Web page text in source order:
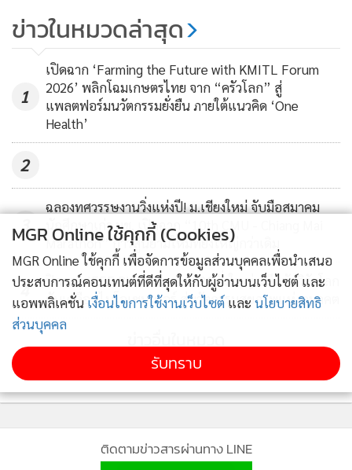
766
ข่าวในหมวดล่าสุด
1
เปิดฉาก ‘Farming the Future with KMITL Forum
2026’ พลิกโฉมเกษตรไทย จาก “ครัวโลก” สู่
แพลตฟอร์มนวัตกรรมยั่งยืน ภายใต้แนวคิด ‘One
Health’
2
3
ฉลองทศวรรษงานวิ่งแห่งปี! ม.เชียงใหม่ จับมือสมาคม
นักศึกษาเก่า มช. เปิดฉาก “10th CMU - Chiang Mai
Marathon” ก้าวสู่นิยามใหม่ที่ยิ่งใหญ่กว่าเดิม
4
ปิดฉาก IEEE BioSensors 2026 ยิ่งใหญ่ ผนึกนักวิจัยโลก
ขับเคลื่อนไบโอเซนเซอร์ สู่นวัตกรรมสุขภาพแห่งอนาคต
ติดตามข่าวสารผ่านทาง LINE
MGR Online ใช้คุกกี้ (Cookies)
MGR Online ใช้คุกกี้ เพื่อจัดการข้อมูลส่วนบุคคลเพื่อนำเสนอ
ประสบการณ์คอนเทนต์ที่ดีที่สุดให้กับผู้อ่านบนเว็บไซต์ และ
แอพพลิเคชั่น เงื่อนไขการใช้งานเว็บไซต์ และ นโยบายสิทธิ
ส่วนบุคคล
รับทราบ